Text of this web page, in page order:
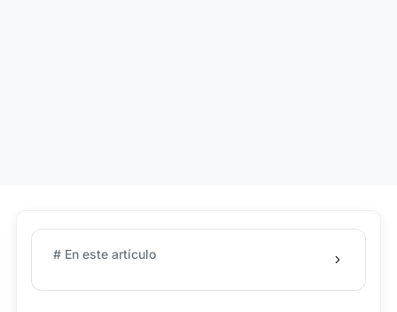
# En este artículo